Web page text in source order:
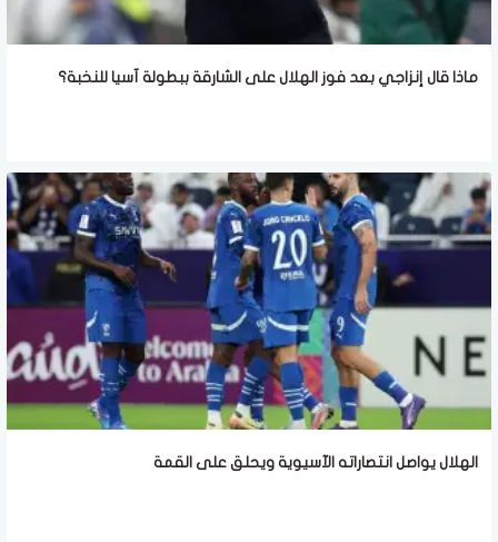
ماذا قال إنزاجي بعد فوز الهلال على الشارقة ببطولة آسيا للنخبة؟
الهلال يواصل انتصاراته الآسيوية ويحلق على القمة